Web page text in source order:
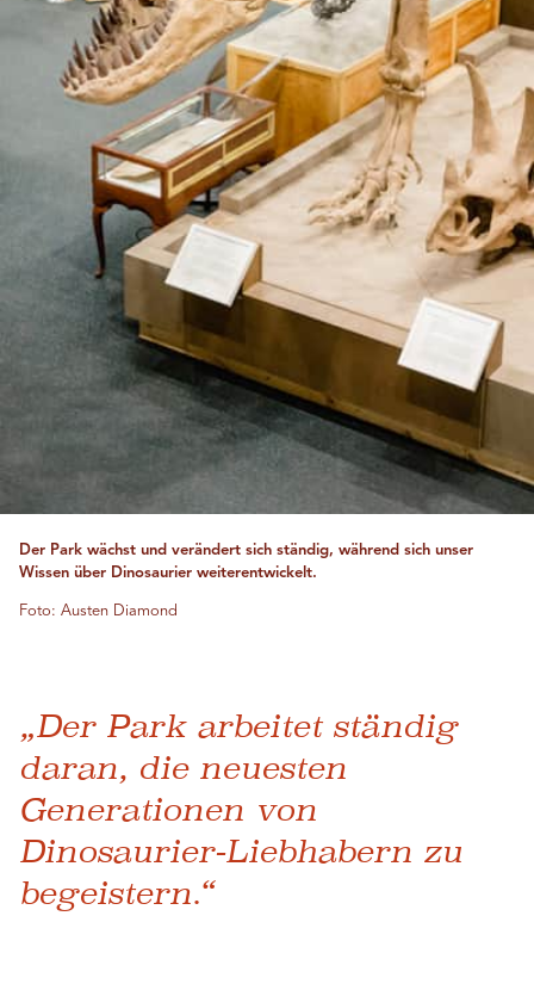
Der Park wächst und verändert sich ständig, während sich unser
Wissen über Dinosaurier weiterentwickelt.
Foto: Austen Diamond
„Der Park arbeitet ständig
daran, die neuesten
Generationen von
Dinosaurier-Liebhabern zu
begeistern.“